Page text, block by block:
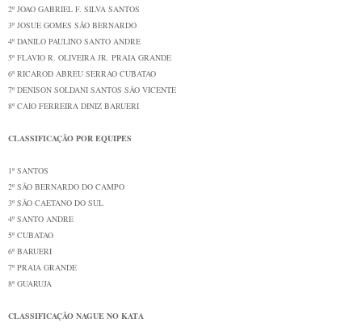
2º JOAO GABRIEL F. SILVA SANTOS
3º JOSUE GOMES SÃO BERNARDO
4º DANILO PAULINO SANTO ANDRE
5º FLAVIO R. OLIVEIRA JR. PRAIA GRANDE
6º RICAROD ABREU SERRAO CUBATAO
7º DENISON SOLDANI SANTOS SÃO VICENTE
8º CAIO FERREIRA DINIZ BARUERI
CLASSIFICAÇÃO POR EQUIPES
1º SANTOS
2º SÃO BERNARDO DO CAMPO
3º SÃO CAETANO DO SUL
4º SANTO ANDRE
5º CUBATAO
6º BARUERI
7º PRAIA GRANDE
8º GUARUJA
CLASSIFICAÇÃO NAGUE NO KATA